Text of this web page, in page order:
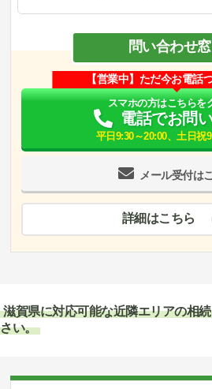
問い合わせ
メール受付は
【営業中】ただ今お電話
スマホの方はこちらを
電話でお問
平日9:30～20:00、土日祝
詳細はこちら
滋賀県に対応可能な近隣エリアの相
さい。